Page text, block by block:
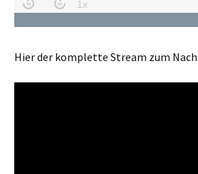
Hier der komplette Stream zum